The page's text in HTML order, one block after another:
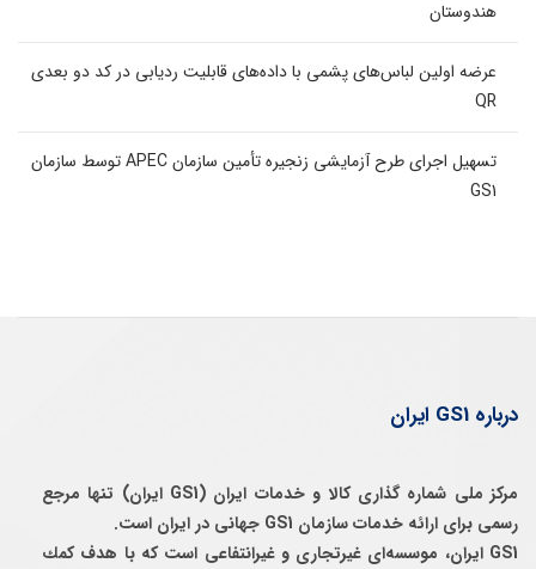
هندوستان
عرضه اولین لباس‌های پشمی با داده‌های قابلیت ردیابی در کد دو بعدی
QR
تسهیل اجرای طرح آزمایشی زنجیره تأمین سازمان APEC توسط سازمان
GS1
درباره GS1 ایران
مرکز ملی شماره گذاری کالا و خدمات ایران (GS1 ایران) تنها مرجع
رسمی برای ارائه خدمات سازمان GS1 جهانی در ایران است.
GS1 ایران، موسسه‌ای غيرتجاری و غيرانتفاعی است كه با هدف كمك